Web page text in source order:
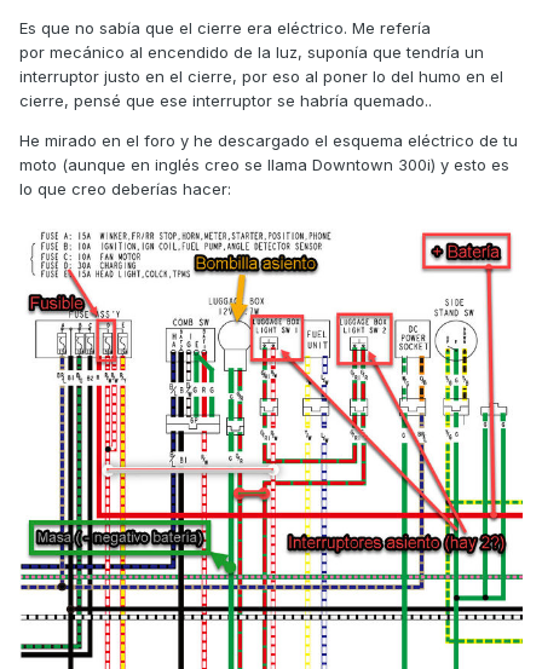
Es que no sabía que el cierre era eléctrico. Me refería
por mecánico al encendido de la luz, suponía que tendría un
interruptor justo en el cierre, por eso al poner lo del humo en el
cierre, pensé que ese interruptor se habría quemado..
He mirado en el foro y he descargado el esquema eléctrico de tu
moto (aunque en inglés creo se llama Downtown 300i) y esto es
lo que creo deberías hacer: